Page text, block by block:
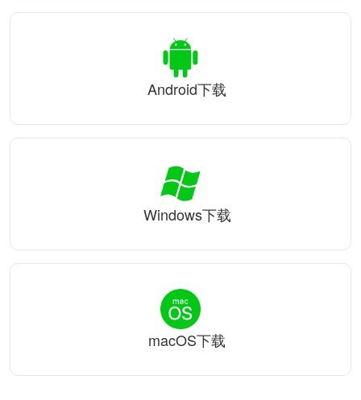
Android下载
Windows下载
macOS下载